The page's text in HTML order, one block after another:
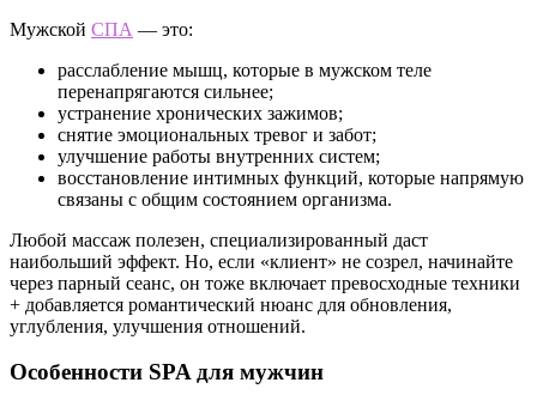
Мужской СПА — это:
расслабление мышц, которые в мужском теле
перенапрягаются сильнее;
устранение хронических зажимов;
снятие эмоциональных тревог и забот;
улучшение работы внутренних систем;
восстановление интимных функций, которые напрямую
связаны с общим состоянием организма.
Любой массаж полезен, специализированный даст
наибольший эффект. Но, если «клиент» не созрел, начинайте
через парный сеанс, он тоже включает превосходные техники
+ добавляется романтический нюанс для обновления,
углубления, улучшения отношений.
Особенности SPA для мужчин